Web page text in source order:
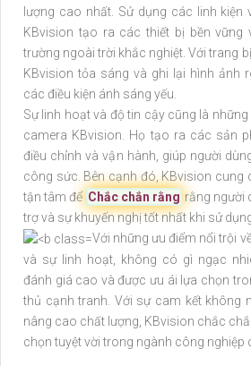
lượng cao nhất. Sử dụng các linh kiện
KBvision tạo ra các thiết bị bền vững
trường ngoài trời khắc nghiệt. Với trang
KBvision tỏa sáng và ghi lại hình ảnh
các điều kiện ánh sáng yếu.
Sự linh hoạt và độ tin cậy cũng là
camera KBvision. Họ tạo ra các sản
điều chỉnh và vận hành, giúp người
công sức. Bên cạnh đó, KBvision cung
tận tâm để Chắc chắn rằng rằng người
trợ và sự khuyến nghị tốt nhất khi sử
Với những ưu điểm nổi trội
và sự linh hoạt, không có gì ngạc
đánh giá cao và được ưu ái lựa chọn
thủ cạnh tranh. Với sự cam kết không
nâng cao chất lượng, KBvision chắc
chọn tuyệt vời trong ngành công nghiệp